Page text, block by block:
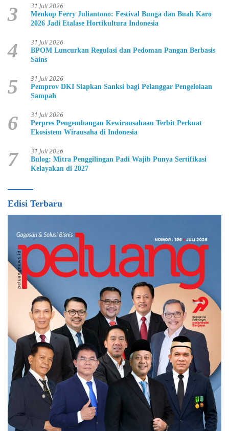
3 31 Juli 2026
Menkop Ferry Juliantono: Festival Bunga dan Buah Karo
2026 Jadi Etalase Hortikultura Indonesia
4 31 Juli 2026
BPOM Luncurkan Regulasi dan Pedoman Pangan Berbasis
Sains
5 31 Juli 2026
Pemprov DKI Siapkan Sanksi bagi Pelanggar Pengelolaan
Sampah
6 31 Juli 2026
Perpres Pengembangan Kewirausahaan Terbit Perkuat
Ekosistem Wirausaha di Indonesia
7 31 Juli 2026
Bulog: Mitra Penggilingan Padi Wajib Punya Sertifikasi
Kelayakan di 2027
Edisi Terbaru